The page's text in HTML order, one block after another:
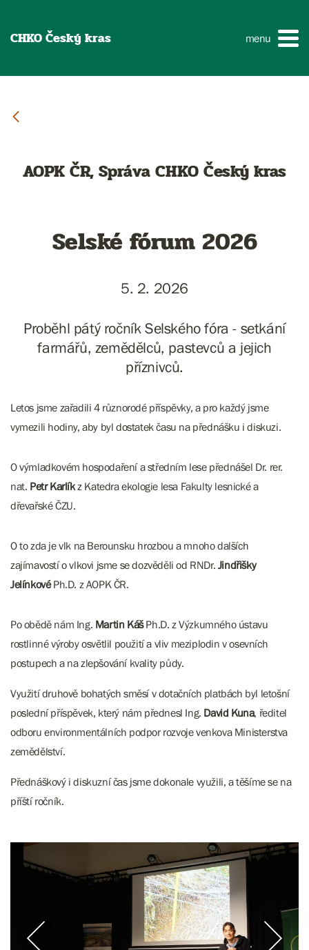
CHKO Český kras menu
AOPK ČR, Správa CHKO Český kras
Selské fórum 2026
5. 2. 2026
Proběhl pátý ročník Selského fóra - setkání
farmářů, zemědělců, pastevců a jejich
příznivců.
Letos jsme zařadili 4 různorodé příspěvky, a pro každý jsme
vymezili hodiny, aby byl dostatek času na přednášku i diskuzi.
O výmladkovém hospodaření a středním lese přednášel Dr. rer.
nat. Petr Karlíkz Katedra ekologie lesa Fakulty lesnické a
dřevařské ČZU.
O to zda je vlk na Berounsku hrozbou a mnoho dalších
zajímavostí o vlkovi jsme se dozvěděli od RNDr. Jindřišky
JelínkovéPh.D. z AOPK ČR.
Po obědě nám Ing. Martin KášPh.D. z Výzkumného ústavu
rostlinné výroby osvětlil použití a vliv meziplodin v osevních
postupech a na zlepšování kvality půdy.
Využití druhově bohatých směsí v dotačních platbách byl letošní
poslední příspěvek, který nám přednesl Ing. David Kuna, ředitel
odboru environmentálních podpor rozvoje venkova Ministerstva
zemědělství.
Přednáškový i diskuzní čas jsme dokonale využili, a těšíme se na
příští ročník.